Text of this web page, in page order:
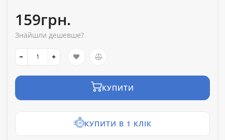
159грн.
Знайшли дешевше?
КУПИТИ
КУПИТИ В 1 КЛІК